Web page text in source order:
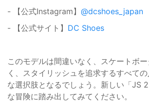
- 【公式Instagram】 @dcshoes_japan
- 【公式サイト】 DC Shoes
このモデルは間違いなく、スケートボ
く、スタイリッシュを追求するすべて
な選択肢となるでしょう。新しい「JS
な冒険に踏み出してみてください。